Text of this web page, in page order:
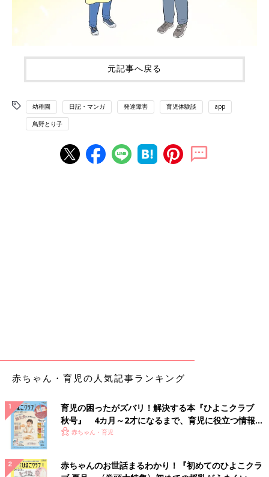
元記事へ戻る
幼稚園 日記・マンガ 発達障害 育児体験談 app
鳥野とり子
赤ちゃん・育児の人気記事ランキング
育児の困ったがズバリ！解決する本『ひよこクラブ
秋号』 4カ月～2才になるまで、育児に役立つ情報が
いっぱい！
赤ちゃん・育児
赤ちゃんのお世話まるわかり！『初めてのひよこクラ